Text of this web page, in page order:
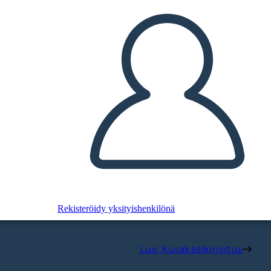
Rekisteröidy yksityishenkilönä
Luo Kuvakäsikirjoitus